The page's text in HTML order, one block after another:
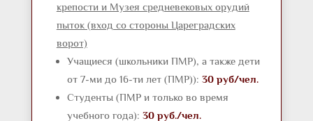
крепости и Музея средневековых орудий
пыток (вход со стороны Цареградских
ворот)
Учащиеся (школьники ПМР), а также дети
от 7-ми до 16-ти лет (ПМР)): 30 руб/чел.
Студенты (ПМР и только во время
учебного года): 30 руб./чел.